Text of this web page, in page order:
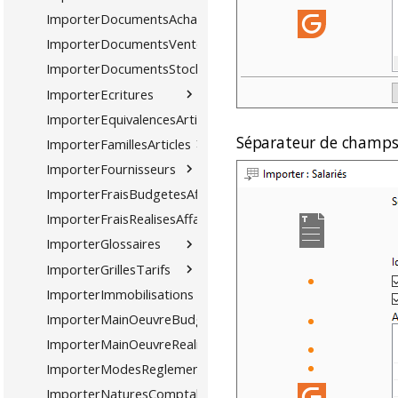
ImporterDocumentsAchat
ImporterDocumentsVente
ImporterDocumentsStock
ImporterEcritures
ImporterEquivalencesArticles
ImporterFamillesArticles
ImporterFournisseurs
ImporterFraisBudgetesAffaires
ImporterFraisRealisesAffaires
ImporterGlossaires
ImporterGrillesTarifs
ImporterImmobilisations
ImporterMainOeuvreBudgeteeAffaires
ImporterMainOeuvreRealiseeAffaires
ImporterModesReglements
ImporterNaturesComptables
Séparateur de champs